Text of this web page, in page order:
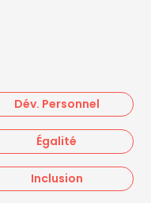
Dév. Personnel
Égalité
Inclusion